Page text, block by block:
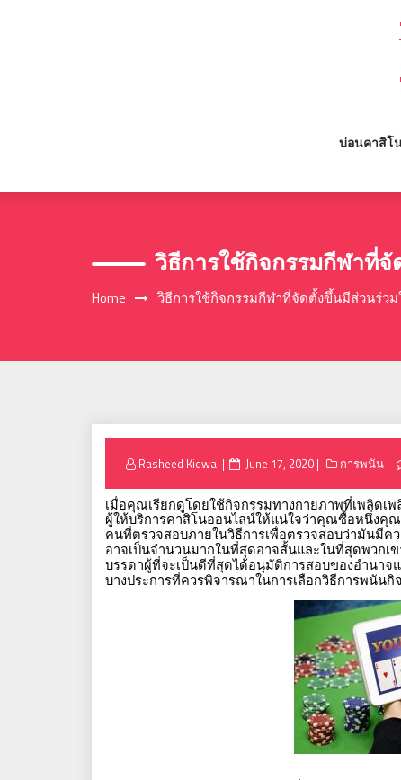
บ่อนคาสิโ
วิธีการใช้กิจกรรมกีฬาที่
Home วิธีการใช้กิจกรรมกีฬาที่จัดตั้งขึ้นมีส่วนร่ว
Rasheed Kidwai
Posted
June 17, 2020 การพนัน
เมื่อคุณเรียกดูโดยใช้กิจกรรมทางกายภาพที่เพลิดเ
ผู้ให้บริการคาสิโนออนไลน์ให้แน่ใจว่าคุณซื้อหนึ่งคุ
คนที่ตรวจสอบภายในวิธีการเพื่อตรวจสอบว่ามันมีค
อาจเป็นจำนวนมากในที่สุดอาจสั้นและในที่สุดพวกเข
บรรดาผู้ที่จะเป็นดีที่สุดได้อนุมัติการสอบของอำนา
บางประการที่ควรพิจารณาในการเลือกวิธีการพนัน